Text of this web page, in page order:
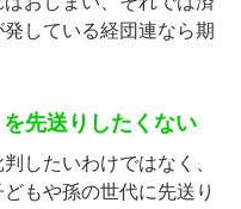
している経団連なら期
先送りしたくない
したいわけではなく、
もや孫の世代に先送り